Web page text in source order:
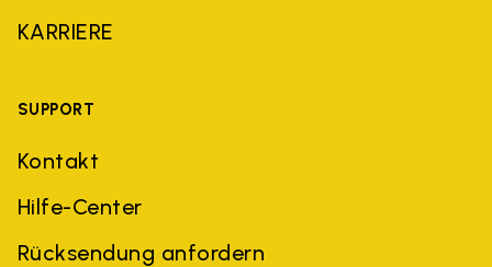
KARRIERE
SUPPORT
Kontakt
Hilfe-Center
Rücksendung anfordern